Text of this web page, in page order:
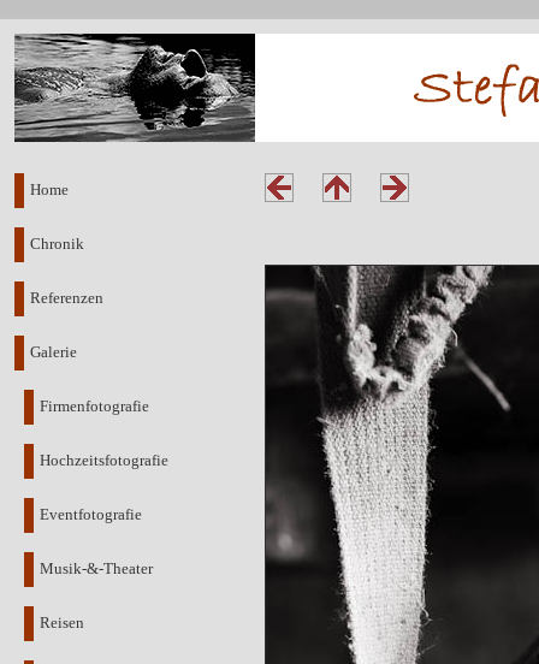
Home
Chronik
Referenzen
Galerie
Firmenfotografie
Hochzeitsfotografie
Eventfotografie
Musik-&-Theater
Reisen